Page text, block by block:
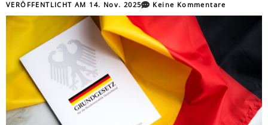
VERÖFFENTLICHT AM 14. Nov. 2025 Keine Kommentare